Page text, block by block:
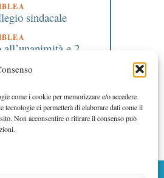
come i cookie per memorizzare e/o accedere
ci permetterà di elaborare dati come il
Non acconsentire o ritirare il consenso può
sindacale
e 2
insieme